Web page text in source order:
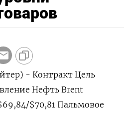
- Контракт Цель
Нефть Brent
$70,81 Пальмовое